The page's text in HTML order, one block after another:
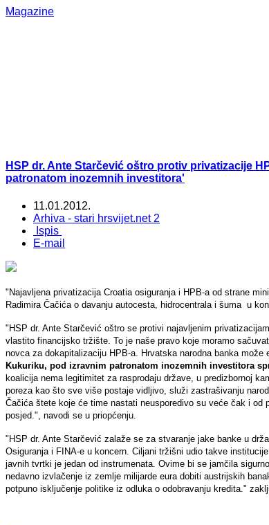
Magazine
HSP dr. Ante Starčević oštro protiv privatizacije
patronatom inozemnih investitora'
11.01.2012.
Arhiva - stari hrsvijet.net 2
Ispis
E-mail
"Najavljena privatizacija Croatia osiguranja i HPB-a od strane
Radimira Čačića o davanju autocesta, hidrocentrala i šuma u
"HSP dr. Ante Starčević oštro se protivi najavljenim
vlastito financijsko tržište. To je naše pravo koje moramo
novca za dokapitalizaciju HPB-a. Hrvatska narodna banka
Kukuriku, pod izravnim patronatom inozemnih investitora
koalicija nema legitimitet za rasprodaju države, u predizbornoj
poreza kao što sve više postaje vidljivo, služi zastrašivanju
Čačića štete koje će time nastati neusporedivo su veće čak i od
posjed.", navodi se u priopćenju.
"HSP dr. Ante Starčević zalaže se za stvaranje jake banke u
Osiguranja i FINA-e u koncern. Ciljani tržišni udio takve
javnih tvrtki je jedan od instrumenata. Ovime bi se jamčila
nedavno izvlačenje iz zemlje milijarde eura dobiti austrijskih
potpuno isključenje politike iz odluka o odobravanju kredita."